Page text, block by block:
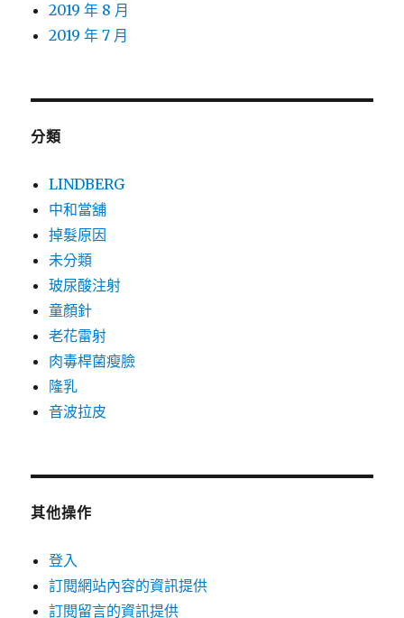
2019 年 8 月
2019 年 7 月
分類
LINDBERG
中和當舖
掉髮原因
未分類
玻尿酸注射
童顏針
老花雷射
肉毒桿菌瘦臉
隆乳
音波拉皮
其他操作
登入
訂閱網站內容的資訊提供
訂閱留言的資訊提供